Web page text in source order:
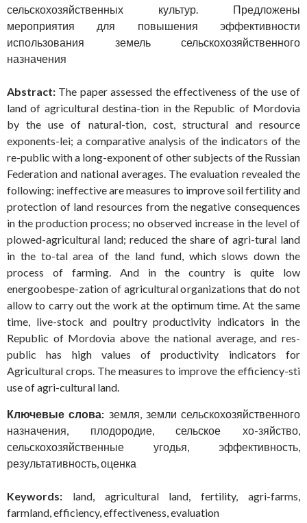
сельскохозяйственных культур. Предложены
мероприятия для повышения эффективности
использования земель сельскохозяйственного
назначения
Abstract: The paper assessed the effectiveness of the use of
land of agricultural destina-tion in the Republic of Mordovia
by the use of natural-tion, cost, structural and resource
exponents-lei; a comparative analysis of the indicators of the
re-public with a long-exponent of other subjects of the Russian
Federation and national averages. The evaluation revealed the
following: ineffective are measures to improve soil fertility and
protection of land resources from the negative consequences
in the production process; no observed increase in the level of
plowed-agricultural land; reduced the share of agri-tural land
in the to-tal area of the land fund, which slows down the
process of farming. And in the country is quite low
energoobespe-zation of agricultural organizations that do not
allow to carry out the work at the optimum time. At the same
time, live-stock and poultry productivity indicators in the
Republic of Mordovia above the national average, and res-
public has high values of productivity indicators for
Agricultural crops. The measures to improve the efficiency-sti
use of agri-cultural land.
Ключевые слова: земля, земли сельскохозяйственного
назначения, плодородие, сельское хо-зяйство,
сельскохозяйственные угодья, эффективность,
результативность, оценка
Keywords: land, agricultural land, fertility, agri-farms,
farmland, efficiency, effectiveness, evaluation